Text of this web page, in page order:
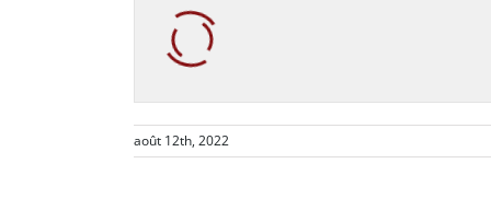
août 12th, 2022